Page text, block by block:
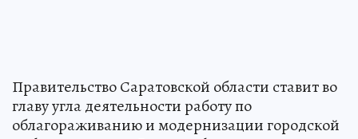
Правительство Саратовской области ставит во
главу угла деятельности работу по
облагораживанию и модернизации городской